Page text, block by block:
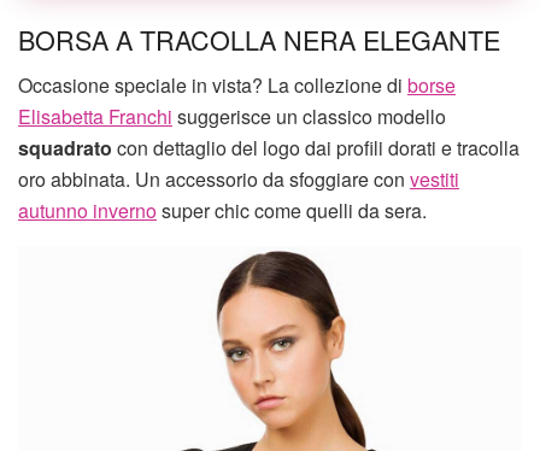
BORSA A TRACOLLA NERA ELEGANTE
Occasione speciale in vista? La collezione di borse
Elisabetta Franchi suggerisce un classico modello
squadrato con dettaglio del logo dai profili dorati e tracolla
oro abbinata. Un accessorio da sfoggiare con vestiti
autunno invernosuper chic come quelli da sera.